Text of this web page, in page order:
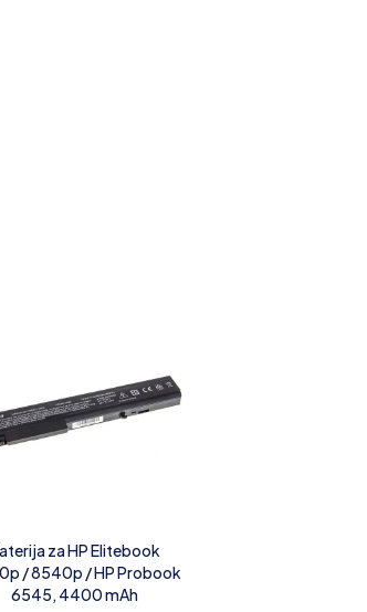
za HP Elitebook
/ 8540p / HP Probook
6545, 4400 mAh